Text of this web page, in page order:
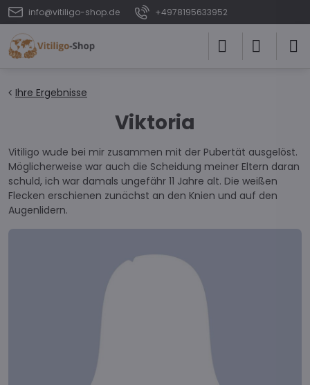
info@vitiligo-shop.de +4978195633952
Ihre Ergebnisse
Viktoria
Vitiligo wude bei mir zusammen mit der Pubertät ausgelöst.
Möglicherweise war auch die Scheidung meiner Eltern daran
schuld, ich war damals ungefähr 11 Jahre alt. Die weißen
Flecken erschienen zunächst an den Knien und auf den
Augenlidern.